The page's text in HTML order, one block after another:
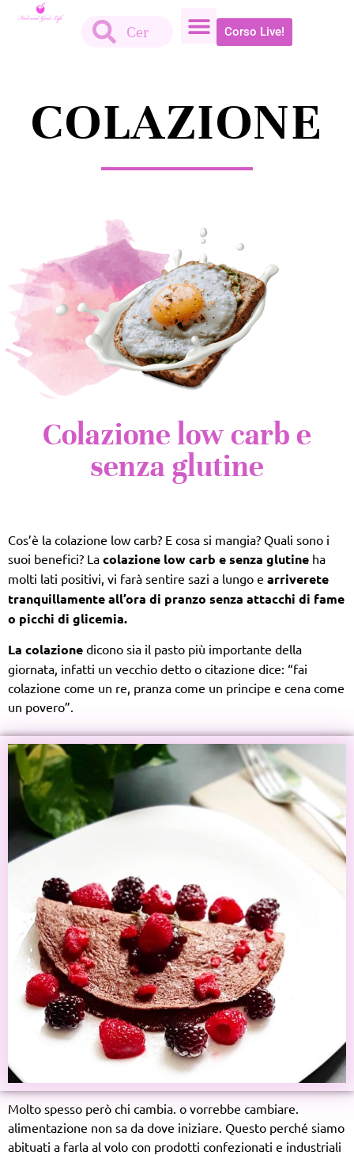
Corso Live!
COLAZIONE
Colazione low carb e
senza glutine
Cos’è la colazione low carb? E cosa si mangia? Quali sono i
suoi benefici? La colazione low carb e senza glutine ha
molti lati positivi, vi farà sentire sazi a lungo e arriverete
tranquillamente all’ora di pranzo senza attacchi di fame
o picchi di glicemia.
La colazione dicono sia il pasto più importante della
giornata, infatti un vecchio detto o citazione dice: “fai
colazione come un re, pranza come un principe e cena come
un povero”.
Molto spesso però chi cambia. o vorrebbe cambiare.
alimentazione non sa da dove iniziare. Questo perché siamo
abituati a farla al volo con prodotti confezionati e industriali